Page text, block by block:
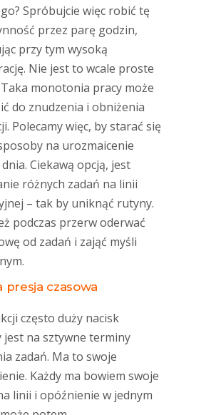
Spróbujcie więc robić tę
przez parę godzin,
przy tym wysoką
Nie jest to wcale proste
monotonia pracy może
do znudzenia i obniżenia
Polecamy więc, by starać się
na urozmaicenie
Ciekawą opcją, jest
różnych zadań na linii
– tak by uniknąć rutyny.
podczas przerw oderwać
od zadań i zająć myśli
presja czasowa
często duży nacisk
jest na sztywne terminy
zadań. Ma to swoje
Każdy ma bowiem swoje
linii i opóźnienie w jednym